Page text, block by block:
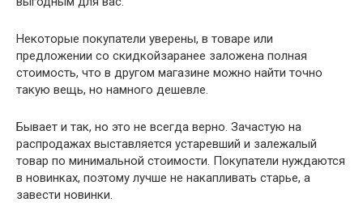
Некоторые покупатели уверены, в товаре или
предложении со скидкойзаранее заложена полная
стоимость, что в другом магазине можно найти точно
такую вещь, но намного дешевле.
Бывает и так, но это не всегда верно. Зачастую на
распродажах выставляется устаревший и залежалый
товар по минимальной стоимости. Покупатели нуждаются
в новинках, поэтому лучше не накапливать старье, а
завести новинки.